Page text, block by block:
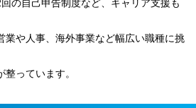
の自己申告制度など、キャリア支援も
業や人事、海外事業など幅広い職種に挑
っています。